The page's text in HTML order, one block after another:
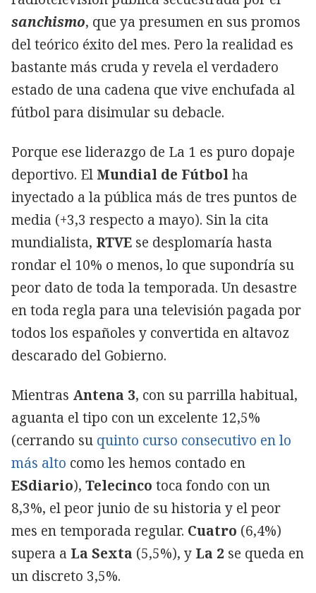
sanchismo, que ya presumen en sus promos
del teórico éxito del mes. Pero la realidad es
bastante más cruda y revela el verdadero
estado de una cadena que vive enchufada al
fútbol para disimular su debacle.
Porque ese liderazgo de La 1 es puro dopaje
deportivo. El Mundial de Fútbol ha
inyectado a la pública más de tres puntos de
media (+3,3 respecto a mayo). Sin la cita
mundialista, RTVE se desplomaría hasta
rondar el 10% o menos, lo que supondría su
peor dato de toda la temporada. Un desastre
en toda regla para una televisión pagada por
todos los españoles y convertida en altavoz
descarado del Gobierno.
Mientras Antena 3, con su parrilla habitual,
aguanta el tipo con un excelente 12,5%
(cerrando su quinto curso consecutivo en lo
más alto como les hemos contado en
ESdiario), Telecinco toca fondo con un
8,3%, el peor junio de su historia y el peor
mes en temporada regular. Cuatro (6,4%)
supera a La Sexta (5,5%), y La 2 se queda en
un discreto 3,5%.